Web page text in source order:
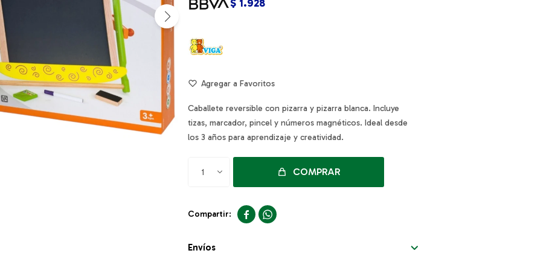
$ 1.928
Caballete reversible con pizarra y pizarra blanca. Incluye
tizas, marcador, pincel y números magnéticos. Ideal desde
los 3 años para aprendizaje y creatividad.
1 COMPRAR
 
Envíos